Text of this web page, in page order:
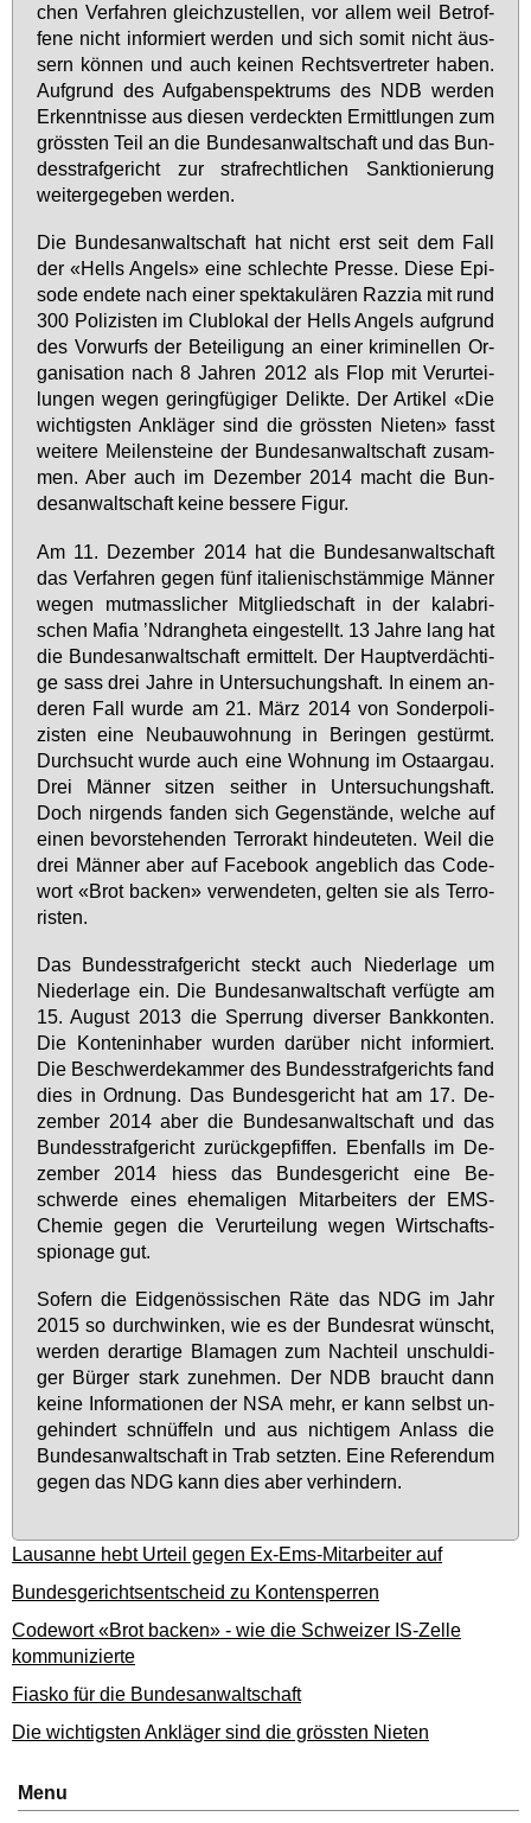
chen Ver­fah­ren gleich­zu­stel­len, vor al­lem weil Be­trof­
fe­ne nicht in­for­miert wer­den und sich so­mit nicht äus­
sern kön­nen und auch kei­nen Rechts­ver­tre­ter ha­ben.
Auf­grund des Auf­ga­ben­spek­trums des NDB wer­den
Er­kennt­nis­se aus die­sen ver­deck­ten Er­mitt­lun­gen zum
gröss­ten Teil an die Bun­des­an­walt­schaft und das Bun­
des­straf­ge­richt zur straf­recht­li­chen Sank­tio­nie­rung
wei­ter­ge­ge­ben wer­den.
Die Bun­des­an­walt­schaft hat nicht erst seit dem Fall
der «Hells An­gels» ei­ne schlech­te Pres­se. Die­se Epi­
so­de en­de­te nach ei­ner spek­ta­ku­lä­ren Raz­zia mit rund
300 Po­li­zis­ten im Club­lo­kal der Hells An­gels auf­grund
des Vor­wurfs der Be­tei­li­gung an ei­ner kri­mi­nel­len Or­
ga­ni­sa­ti­on nach 8 Jah­ren 2012 als Flop mit Ver­ur­tei­
lun­gen we­gen ge­ring­fü­gi­ger De­lik­te. Der Ar­ti­kel «Die
wich­tigs­ten An­klä­ger sind die gröss­ten Nie­ten» fasst
wei­te­re Mei­len­stei­ne der Bun­des­an­walt­schaft zu­sam­
men. Aber auch im De­zem­ber 2014 macht die Bun­
des­an­walt­schaft kei­ne bes­se­re Fi­gur.
Am 11. De­zem­ber 2014 hat die Bun­des­an­walt­schaft
das Ver­fah­ren ge­gen fünf ita­lie­nisch­stäm­mi­ge Män­ner
we­gen mut­mass­li­cher Mit­glied­schaft in der ka­la­bri­
schen Ma­fia ’Ndran­ghe­ta ein­ge­stellt. 13 Jah­re lang hat
die Bun­des­an­walt­schaft er­mit­telt. Der Haupt­ver­däch­ti­
ge sass drei Jah­re in Un­ter­su­chungs­haft. In ei­nem an­
de­ren Fall wur­de am 21. März 2014 von Son­der­po­li­
zis­ten ei­ne Neu­bau­woh­nung in Be­rin­gen ge­stürmt.
Durch­sucht wur­de auch ei­ne Woh­nung im Ostaar­gau.
Drei Män­ner sit­zen seit­her in Un­ter­su­chungs­haft.
Doch nir­gends fan­den sich Ge­gen­stän­de, wel­che auf
ei­nen be­vor­ste­hen­den Ter­ror­akt hin­deu­te­ten. Weil die
drei Män­ner aber auf Face­book an­geb­lich das Code­
wort «Brot ba­cken» ver­wen­de­ten, gel­ten sie als Ter­ro­
ris­ten.
Das Bun­des­straf­ge­richt steckt auch Nie­der­la­ge um
Nie­der­la­ge ein. Die Bun­des­an­walt­schaft ver­füg­te am
15. Au­gust 2013 die Sper­rung di­ver­ser Bank­kon­ten.
Die Kon­ten­in­ha­ber wur­den dar­über nicht in­for­miert.
Die Be­schwer­de­kam­mer des Bun­des­straf­ge­richts fand
dies in Ord­nung. Das Bun­des­ge­richt hat am 17. De­
zem­ber 2014 aber die Bun­des­an­walt­schaft und das
Bun­des­straf­ge­richt zu­rück­ge­pfif­fen. Eben­falls im De­
zem­ber 2014 hiess das Bun­des­ge­richt ei­ne Be­
schwer­de ei­nes ehe­ma­li­gen Mit­ar­bei­ters der EMS-
Che­mie ge­gen die Ver­ur­tei­lung we­gen Wirt­schafts­
spio­na­ge gut.
So­fern die Eid­ge­nös­si­schen Rä­te das NDG im Jahr
2015 so durch­win­ken, wie es der Bun­des­rat wünscht,
wer­den der­ar­ti­ge Bla­ma­gen zum Nach­teil un­schul­di­
ger Bür­ger stark zu­neh­men. Der NDB braucht dann
kei­ne In­for­ma­tio­nen der NSA mehr, er kann selbst un­
ge­hin­dert schnüf­feln und aus nich­ti­gem An­lass die
Bun­des­an­walt­schaft in Trab setz­ten. Ei­ne Re­fe­ren­dum
ge­gen das NDG kann dies aber ver­hin­dern.
Lausanne hebt Urteil gegen Ex-Ems-Mitarbeiter auf
Bundesgerichtsentscheid zu Kontensperren
Codewort «Brot backen» - wie die Schweizer IS-Zelle
kommunizierte
Fiasko für die Bundesanwaltschaft
Die wichtigsten Ankläger sind die grössten Nieten
Menu